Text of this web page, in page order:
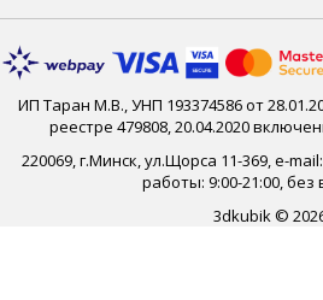
ИП Таран М.В., УНП 193374586 от
реестре 479808, 20.04.2020
220069, г.Минск, ул.Щорса 11-369, e-
работы: 9:00-21:00,
3dkubik ©